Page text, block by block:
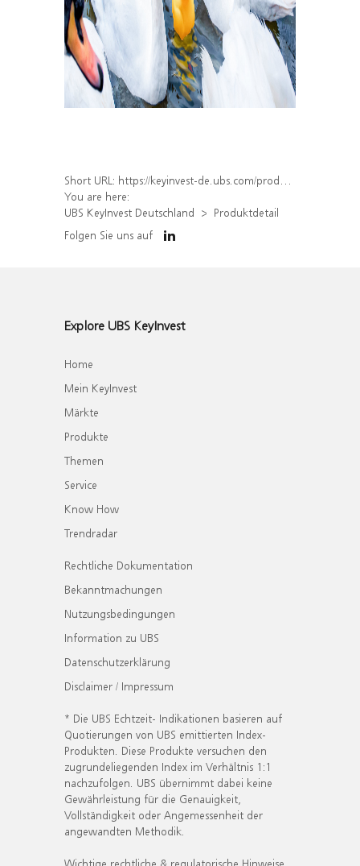
Short URL: https://keyinvest-de.ubs.com/produkt/detail/index/isin/DE000UQ8L9N1
You are here:
UBS KeyInvest Deutschland
Produktdetail
Folgen Sie uns auf
Explore UBS KeyInvest
Home
Mein KeyInvest
Märkte
Produkte
Themen
Service
Know How
Trendradar
Rechtliche Dokumentation
Bekanntmachungen
Nutzungsbedingungen
Information zu UBS
Datenschutzerklärung
Disclaimer / Impressum
* Die UBS Echtzeit- Indikationen basieren auf
Quotierungen von UBS emittierten Index-
Produkten. Diese Produkte versuchen den
zugrundeliegenden Index im Verhältnis 1:1
nachzufolgen. UBS übernimmt dabei keine
Gewährleistung für die Genauigkeit,
Vollständigkeit oder Angemessenheit der
angewandten Methodik.